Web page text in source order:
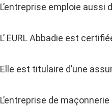
L’entreprise emploie
L’ EURL Abbadie est
Elle est titulaire d’une
L’entreprise de